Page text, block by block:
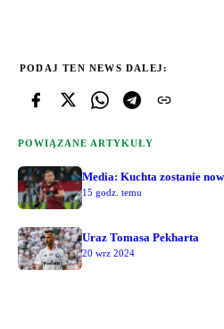
PODAJ TEN NEWS DALEJ:
POWIĄZANE ARTYKUŁY
Media: Kuchta zostanie
15 godz. temu
Uraz Tomasa Pekharta
20 wrz 2024